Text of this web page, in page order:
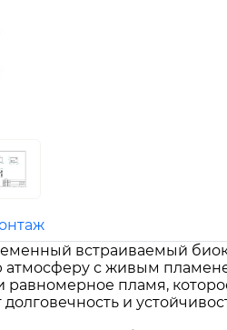
встраиваемый
атмосферу с живым
равномерное пламя,
долговечность и